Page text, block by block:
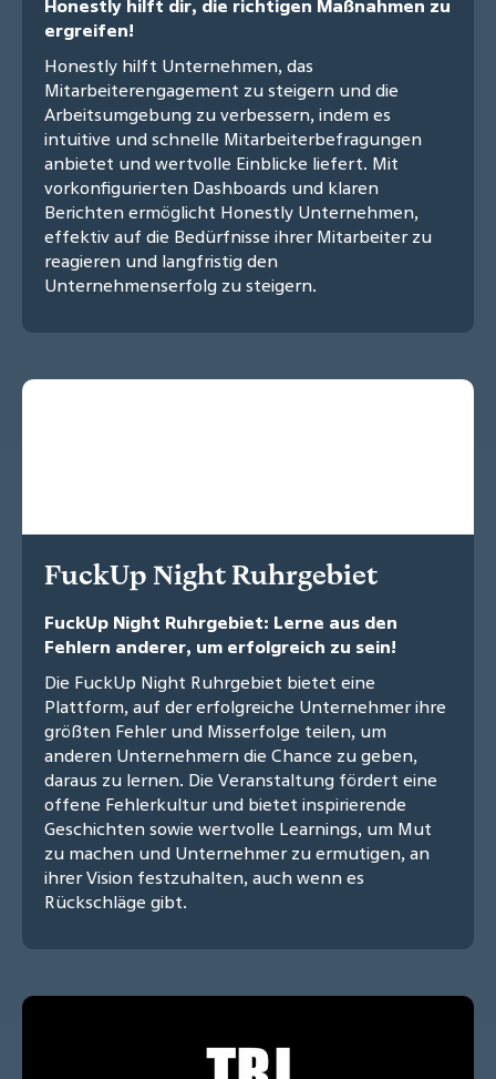
Honestly hilft dir, die richtigen Maßnahmen zu
ergreifen!
Honestly hilft Unternehmen, das
Mitarbeiterengagement zu steigern und die
Arbeitsumgebung zu verbessern, indem es
intuitive und schnelle Mitarbeiterbefragungen
anbietet und wertvolle Einblicke liefert. Mit
vorkonfigurierten Dashboards und klaren
Berichten ermöglicht Honestly Unternehmen,
effektiv auf die Bedürfnisse ihrer Mitarbeiter zu
reagieren und langfristig den
Unternehmenserfolg zu steigern.
FuckUp Night Ruhrgebiet
FuckUp Night Ruhrgebiet: Lerne aus den
Fehlern anderer, um erfolgreich zu sein!
Die FuckUp Night Ruhrgebiet bietet eine
Plattform, auf der erfolgreiche Unternehmer ihre
größten Fehler und Misserfolge teilen, um
anderen Unternehmern die Chance zu geben,
daraus zu lernen. Die Veranstaltung fördert eine
offene Fehlerkultur und bietet inspirierende
Geschichten sowie wertvolle Learnings, um Mut
zu machen und Unternehmer zu ermutigen, an
ihrer Vision festzuhalten, auch wenn es
Rückschläge gibt.